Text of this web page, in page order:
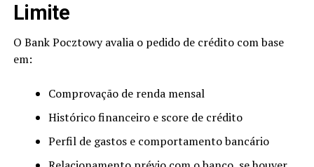
Limite
O Bank Pocztowy avalia o pedido de crédito com base
em:
Comprovação de renda mensal
Histórico financeiro e score de crédito
Perfil de gastos e comportamento bancário